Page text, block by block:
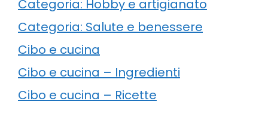
Categoria: Hobby e artigianato
Categoria: Salute e benessere
Cibo e cucina
Cibo e cucina – Ingredienti
Cibo e cucina – Ricette